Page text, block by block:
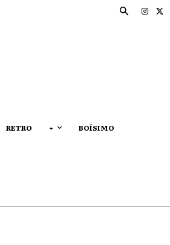
RETRO + BOÍSIMO